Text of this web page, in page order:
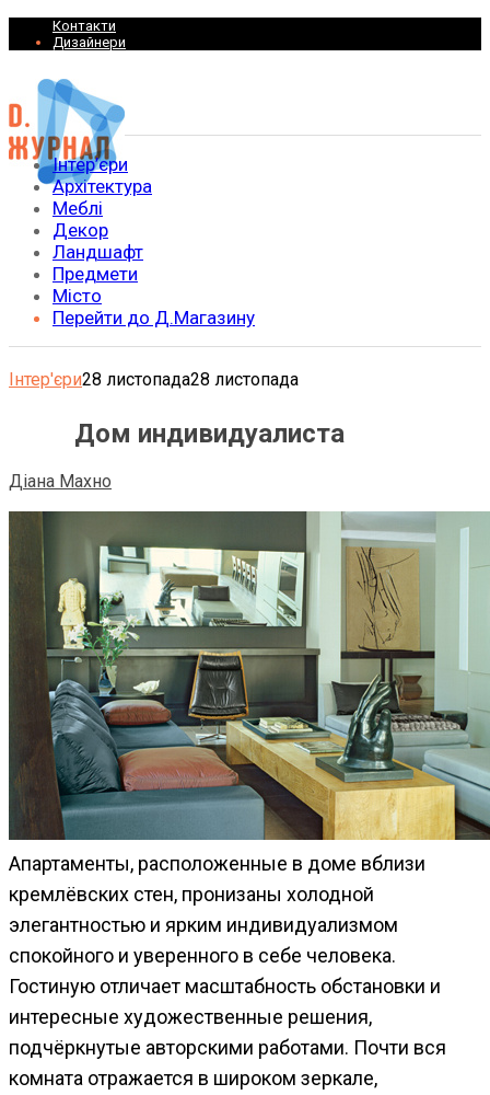
Контакти
Дизайнери
Інтер’єри
Архітектура
Меблі
Декор
Ландшафт
Предмети
Місто
Перейти до Д.Магазину
Інтер'єри28 листопада28 листопада
Дом индивидуалиста
Діана Махно
Апартаменты, расположенные в доме вблизи
кремлёвских стен, пронизаны холодной
элегантностью и ярким индивидуализмом
спокойного и уверенного в себе человека.
Гостиную отличает масштабность обстановки и
интересные художественные решения,
подчёркнутые авторскими работами. Почти вся
комната отражается в широком зеркале,